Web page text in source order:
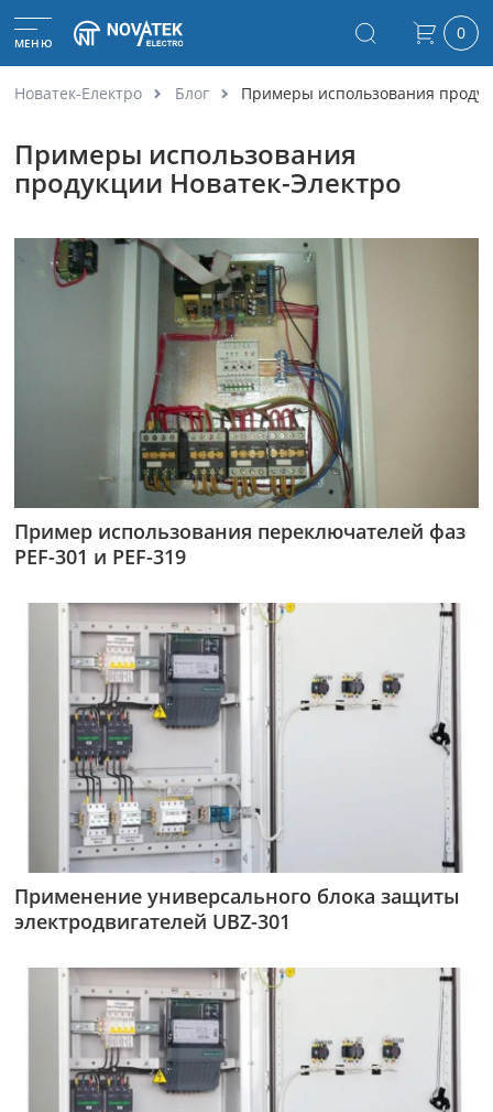
МЕНЮ 0
Новатек-Електро Блог Примеры использования
Примеры использования
продукции Новатек-Электро
Пример использования переключателей фаз
PEF-301 и PEF-319
Применение универсального блока защиты
электродвигателей UBZ-301